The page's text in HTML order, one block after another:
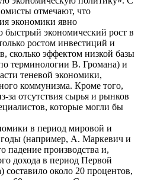
отмечают, что
экономики явно
быстрый экономический рост в
ростом инвестиций и
сколько эффектом низкой базы
терминологии В. Громана) и
теневой экономики,
коммунизма. Кроме того,
за отсутствия сырья и рынков
которые могли бы
в период мировой и
(например, А. Маркевич и
падение производства и,
дохода в период Первой
около 20 процентов,